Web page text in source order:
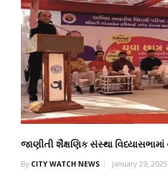
જાણીતી શૈક્ષણિક સંસ્થા વિધ્યાસભામાં
By CITY WATCH NEWS January 29, 2025